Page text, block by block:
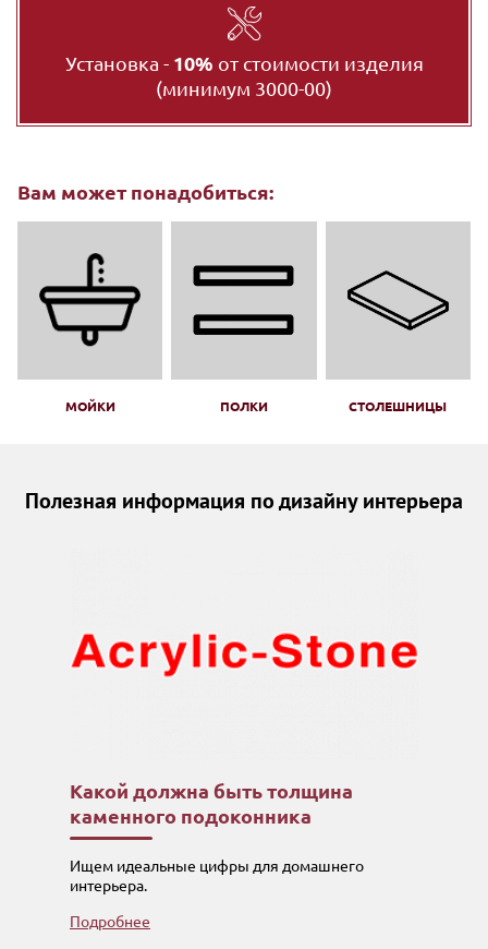
Установка - 10% от стоимости изделия
(минимум 3000-00)
Вам может понадобиться:
МОЙКИ ПОЛКИ СТОЛЕШНИЦЫ
Полезная информация по дизайну интерьера
Какой должна быть толщина
каменного подоконника
Ищем идеальные цифры для домашнего
интерьера.
Подробнее